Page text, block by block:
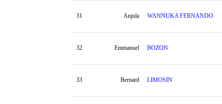
31 Anjula WANNUKA FERNANDO
32 Emmanuel BOZON
33 Bernard LIMOSIN